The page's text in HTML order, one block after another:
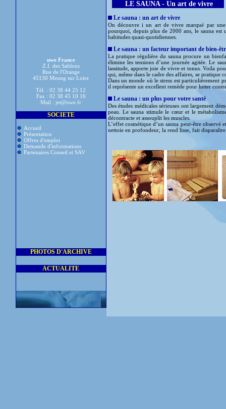
uwe France
Z.I. des Sablons
Rue de l'Orange
45130 Meung sur Loire
Tél. : 02 38 44 25 12
Fax : 02 38 45 10 16
Mail : jet@uwe.fr
SOCIETE
Accueil
Présentation
Offres d'emploi
Demande d'informations
Partenaires Conseil et SAV
PHOTOS D'ARCHIVE
ACTUALITE
LE SAUNA - Un art de vivre
Le sauna : un art de vivre
On découvre i un art de vivre marqué par une
pourquoi, depuis plus de 2000 ans, le sauna
habitudes quasi-quotidiennes.
Le sauna : un facteur important de bien-
La pratique régulière du sauna procure un
élimine les tensions d’une journée agitée. Le
lassitude, apporte joie de vivre et tonus. Voila
qui, même dans le cadre des affaires, se pratique
Dans un monde où le stress est particulièrement
il représente un excellent remède pour lutter
Le sauna : un plus pour votre santé
Des études médicales sérieuses ont largement
peau. Le sauna stimule le cœur et le
décontracte et assouplit les muscles.
L’effet cosmétique d’un sauna peut-être observé
nettoie en profondeur, la rend lisse, fait